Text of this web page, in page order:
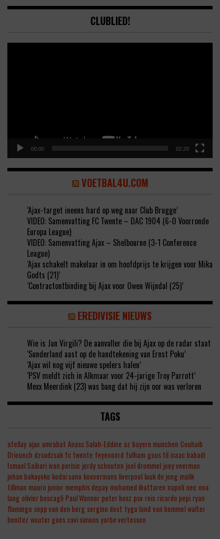
CLUBLIED!
00:00 02:20
VOETBAL4U.COM
‘Ajax-target ineens hard op weg naar Club Brugge’
VIDEO: Samenvatting FC Twente – DAC 1904 (6-0 Voorronde
Europa League)
VIDEO: Samenvatting Ajax – Shelbourne (3-1 Conference
League)
‘Ajax schakelt makelaar in om hoofdprijs te krijgen voor Mika
Godts (21)’
‘Contractontbinding bij Ajax voor Owen Wijndal (25)’
EREDIVISIE NIEUWS
Wie is Jan Virgili? De aanvaller die bij Ajax op de radar staat
‘Sunderland aast op de handtekening van Ernst Poku’
‘Ajax wil nog vijf nieuwe spelers halen’
‘PSV meldt zich in Alkmaar voor 24-jarige Troy Parrott’
Mexx Meerdink (23) was bang dat hij zijn oor was verloren
TAGS
afellay ajax amrabat Anass Salah-Eddine az bayern munchen Couhaib
Driouech dzsudzsak fc twente feyenoord fulham guus til isaac babadi
Ismael Saibari ivan perisic jerdy schouten joel drommel joey veerman
johan bakayoko kodai sano koevermans liverpool luuk de jong malik
tillman mauro junior memphis depay mohamed ihattaren napoli nec noa
lang olivier boscagli Paul Wanner peter bosz psv reis ricardo pepi ryan
flamingo sepp van den berg sergino dest tygo land van bommelwalter
benitez wouter goesxavi simonsyorbe vertessen